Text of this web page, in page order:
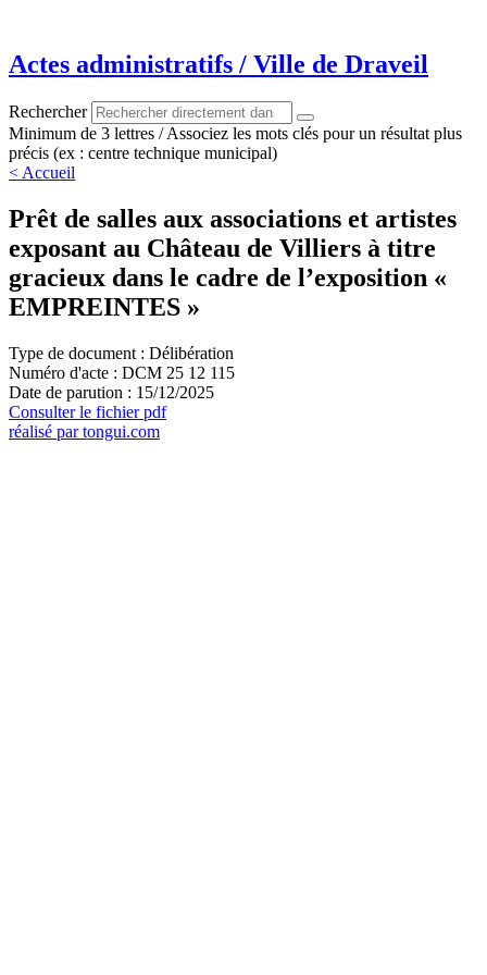
contenu
Actes administratifs / Ville de Draveil
Rechercher
Minimum de 3 lettres / Associez les mots clés pour un résultat plus
précis (ex : centre technique municipal)
< Accueil
Prêt de salles aux associations et artistes
exposant au Château de Villiers à titre
gracieux dans le cadre de l’exposition «
EMPREINTES »
Type de document : Délibération
Numéro d'acte : DCM 25 12 115
Date de parution : 15/12/2025
Consulter le fichier pdf
réalisé par tongui.com